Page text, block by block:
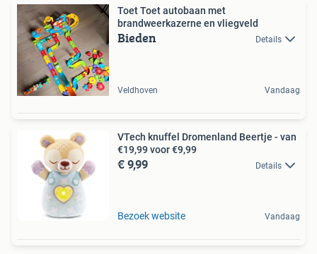
Toet Toet autobaan met
brandweerkazerne en vliegveld
Bieden Details
Veldhoven Vandaag
VTech knuffel Dromenland Beertje - van
€19,99 voor €9,99
€ 9,99 Details
Bezoek website Vandaag